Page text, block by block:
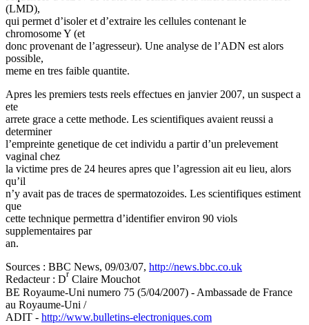
(LMD),
qui permet d’isoler et d’extraire les cellules contenant le
chromosome Y (et
donc provenant de l’agresseur). Une analyse de l’ADN est alors
possible,
meme en tres faible quantite.
Apres les premiers tests reels effectues en janvier 2007, un suspect a
ete
arrete grace a cette methode. Les scientifiques avaient reussi a
determiner
l’empreinte genetique de cet individu a partir d’un prelevement
vaginal chez
la victime pres de 24 heures apres que l’agression ait eu lieu, alors
qu’il
n’y avait pas de traces de spermatozoides. Les scientifiques estiment
que
cette technique permettra d’identifier environ 90 viols
supplementaires par
an.
Sources : BBC News, 09/03/07, http://news.bbc.co.uk
Redacteur : Dr Claire Mouchot
BE Royaume-Uni numero 75 (5/04/2007) - Ambassade de France
au Royaume-Uni /
ADIT - http://www.bulletins-electroniques.com